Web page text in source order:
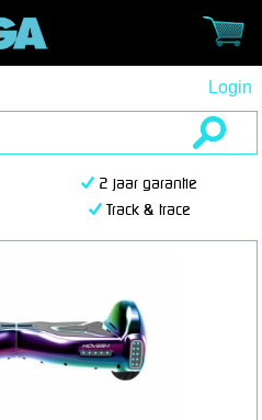
Login
2 jaar garantie
Track & trace